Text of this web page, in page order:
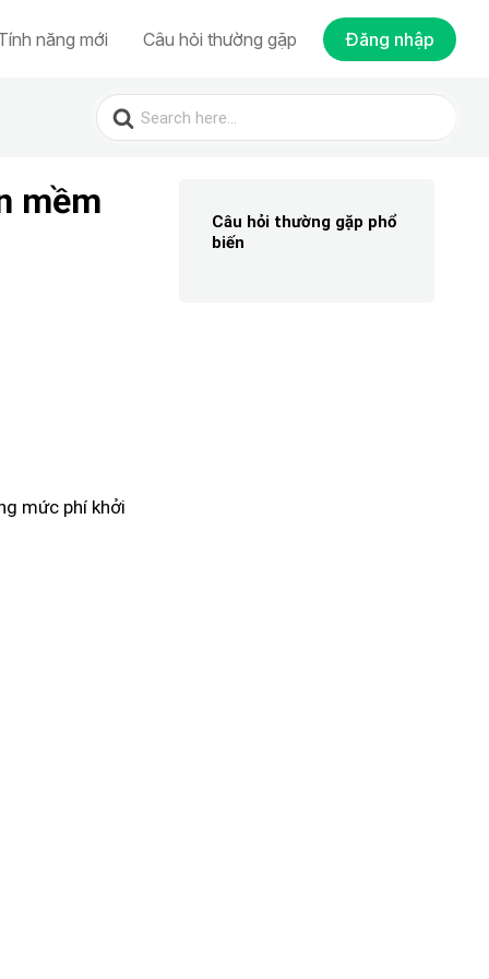
năng mới Câu hỏi thường gặp Đăng nhập
Search
for:
mềm
mức phí khởi
Câu hỏi thường gặp phổ
biến